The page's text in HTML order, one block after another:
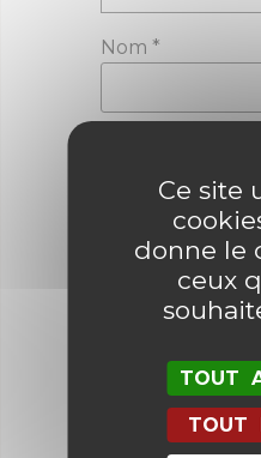
Nom *
Enregistrer
et mon site
pour mon
Ce site
donne le
ceux
TOUT
TOUT